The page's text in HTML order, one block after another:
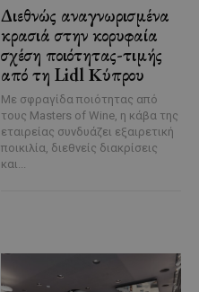
Διεθνώς αναγνωρισμένα
κρασιά στην κορυφαία
σχέση ποιότητας-τιμής
από τη Lidl Κύπρου
Με σφραγίδα ποιότητας από
τους Masters of Wine, η κάβα της
εταιρείας συνδυάζει εξαιρετική
ποικιλία, διεθνείς διακρίσεις
και...